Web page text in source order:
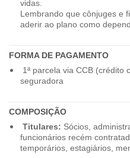
vidas.
Lembrando que cônjuges e
aderir ao plano como
FORMA DE PAGAMENTO
1ª parcela via CCB (crédito
seguradora
COMPOSIÇÃO
Titulares: Sócios,
funcionários recém
temporários, estagiários,